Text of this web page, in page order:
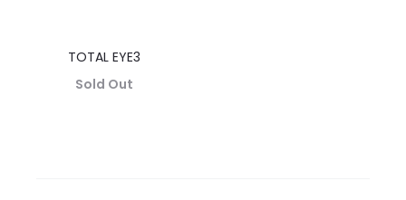
TOTAL EYE3
Sold Out